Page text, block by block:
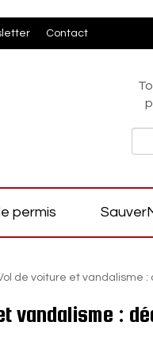
Contact
permis
de voiture et vandalisme :
vandalisme :